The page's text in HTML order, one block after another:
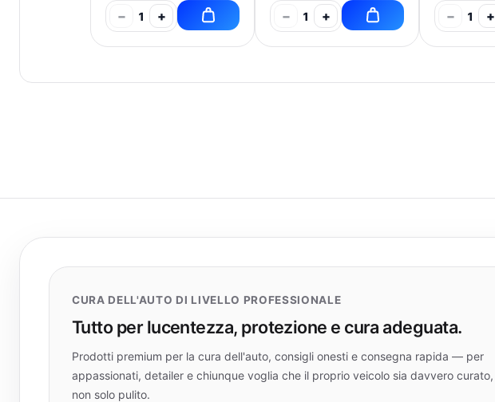
− 1 + − 1 + − 1 +
CURA DELL'AUTO DI LIVELLO PROFESSIONALE
Tutto per lucentezza, protezione e cura adeguata.
Prodotti premium per la cura dell'auto, consigli onesti e consegna rapida — per
appassionati, detailer e chiunque voglia che il proprio veicolo sia davvero curato,
non solo pulito.